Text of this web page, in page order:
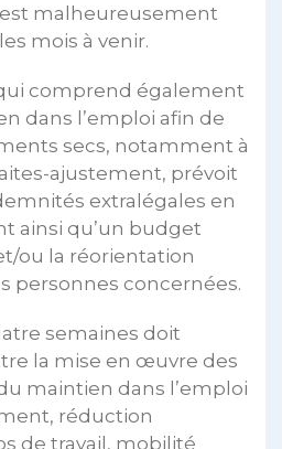
malheureusement
mois à venir.
comprend également
dans l’emploi afin de
secs, notamment à
ajustement, prévoit
extralégales en
ainsi qu’un budget
ou la réorientation
personnes concernées.
semaines doit
la mise en œuvre des
maintien dans l’emploi
réduction
de travail, mobilité